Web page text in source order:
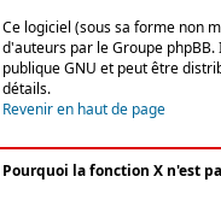
Ce logiciel (sous sa forme non
d'auteurs par leGroupe phpBB.
publique GNU et peut être
détails.
Revenir en haut de page
Pourquoi la fonction X n'est